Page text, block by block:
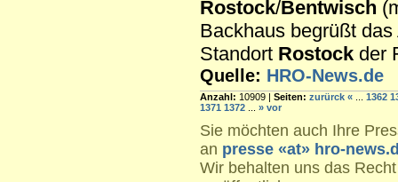
Rostock/Bentwisch
Backhaus begrüßt
Standort Rostock der
Quelle: HRO-News.de
Anzahl: 10909 | Seiten: zurürck « 1362
1371 1372 » vor
Sie möchten auch Ihre
an presse «at» hro-
Wir behalten uns das